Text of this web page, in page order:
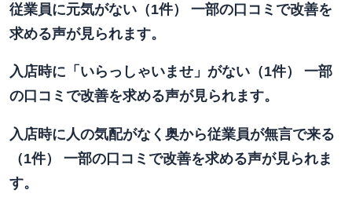
従業員に元気がない（1件） 一部の口コミで改善を
求める声が見られます。
入店時に「いらっしゃいませ」がない（1件） 一部
の口コミで改善を求める声が見られます。
入店時に人の気配がなく奥から従業員が無言で来る
（1件） 一部の口コミで改善を求める声が見られま
す。